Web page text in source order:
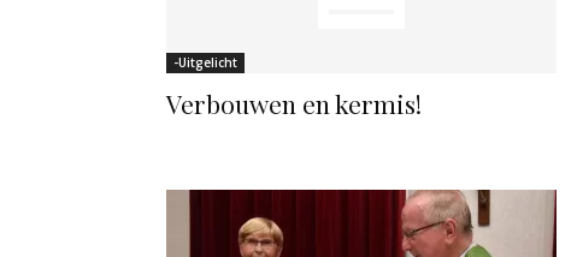
-Uitgelicht
Verbouwen en kermis!